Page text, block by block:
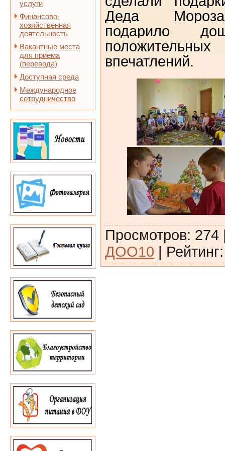
услуги
Финансово-
хозяйственная
деятельность
Вакантные места
для приема
(перевода)
Доступная среда
Международное
сотрудничество
Деда
подарило
впечатлений.
Просмотров: 274
ДОО10 | Рейтинг: